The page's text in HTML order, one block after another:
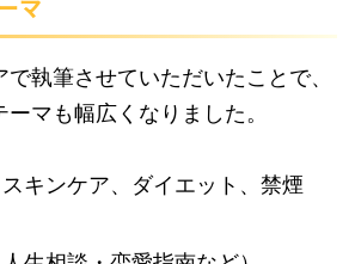
マ
執筆させていただいたことで、
マも幅広くなりました。
キンケア、ダイエット、禁煙